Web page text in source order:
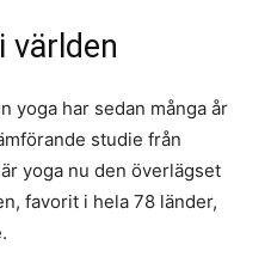
världen
yoga har sedan många år
studie från
yoga nu den överlägset
favorit i hela 78 länder,